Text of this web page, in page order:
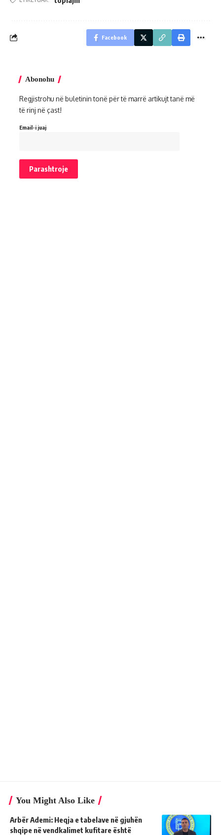
Facebook
Abonohu
Regjistrohu në buletinin tonë për të marrë artikujt tanë më
të rinj në çast!
Email-i juaj
You Might Also Like
Arbër Ademi: Heqja e tabelave në gjuhën
shqipe në vendkalimet kufitare është